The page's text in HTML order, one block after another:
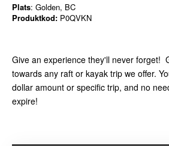
Plats: Golden, BC
Produktkod: P0QVKN
Give an experience they'll never forget!
towards any raft or kayak trip we offer.
dollar amount or specific trip, and no
expire!